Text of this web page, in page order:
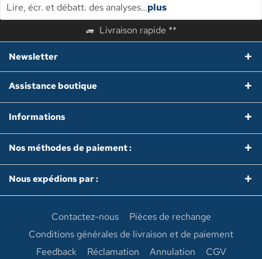
Lire, écr. et débatt. des analyses…plus
Livraison rapide **
Newsletter
Assistance boutique
Informations
Nos méthodes de paiement :
Nous expédions par :
Contactez-nous
Pièces de rechange
Conditions générales de livraison et de paiement
Feedback
Réclamation Annulation
CGV